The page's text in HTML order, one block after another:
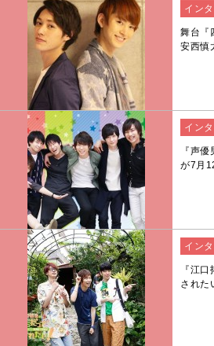
イン
舞台『
安西慎
イン
『声
が7月
イン
『江
された